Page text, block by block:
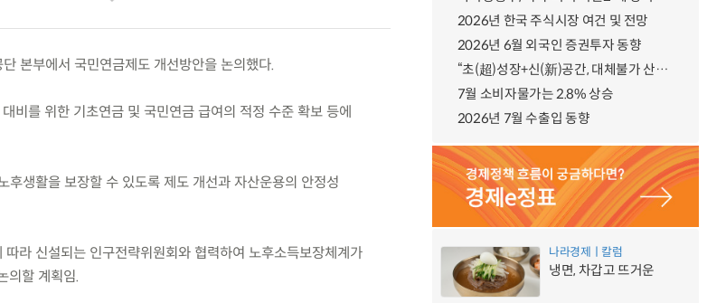
본부에서 국민연금제도 개선방안을 논의했다.
비를 위한 기초연금 및 국민연금 급여의 적정 수준 확보 등에
생활을 보장할 수 있도록 제도 개선과 자산운용의 안정성
라 신설되는 인구전략위원회와 협력하여 노후소득보장체계가
의할 계획임.
2026년 한국 주식시장 여건 및 전망
2026년 6월 외국인 증권투자 동향
“초(超)성장+신(新)공간, 대체불가 산업강국”
7월 소비자물가는 2.8% 상승
2026년 7월 수출입 동향
나라경제ㅣ칼럼
냉면, 차갑고 뜨거운